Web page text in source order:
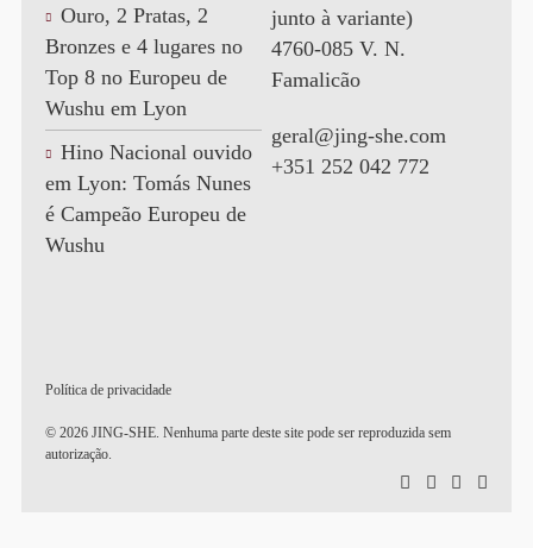
Ouro, 2 Pratas, 2
Bronzes e 4 lugares no
Top 8 no Europeu de
Wushu em Lyon
Hino Nacional ouvido
em Lyon: Tomás Nunes
é Campeão Europeu de
Wushu
junto à variante)
4760-085 V. N.
Famalicão
geral@jing-she.com
+351 252 042 772
Política de privacidade
© 2026 JING-SHE. Nenhuma parte deste site pode ser reproduzida sem
autorização.